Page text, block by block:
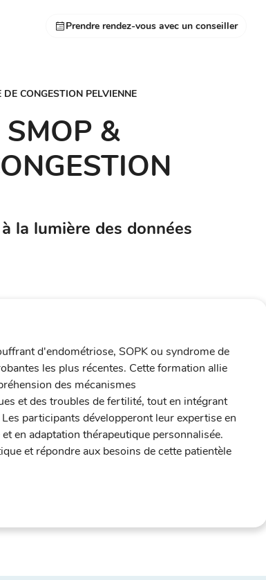
Prendre rendez-vous avec un conseiller
CONGESTION PELVIENNE
SMOP &
la lumière des données
d'endométriose, SOPK ou syndrome de
les plus récentes. Cette formation allie
des mécanismes
et des troubles de fertilité, tout en intégrant
participants développeront leur expertise en
en adaptation thérapeutique personnalisée.
et répondre aux besoins de cette patientèle